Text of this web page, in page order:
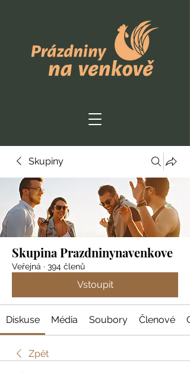
Skupiny
Skupina Prazdninynavenkove
Veřejná · 394 členů
Vstoupit
Diskuse Média Soubory Členové
Zpět